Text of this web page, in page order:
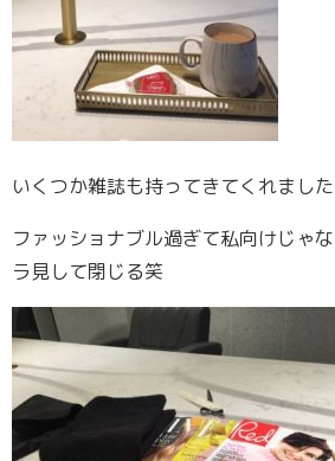
いくつか雑誌も持ってきてくれました
ファッショナブル過ぎて私向けじゃ
ラ見して閉じる笑